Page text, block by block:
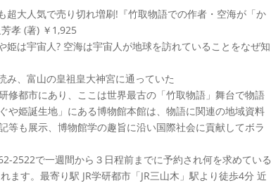
大人気で売り切れ増刷!『竹取物語での作者・空海が「か
孝 (著) ￥1,925
は宇宙人? 空海は宇宙人が地球を訪れていることをなぜ知
み、富山の皇祖皇大神宮に通っていた
都市にあり、ここは世界最古の「竹取物語」舞台で物語
や姫誕生地」にある博物館本館は、物語に関連の地域資料
等も展示、博物館学の趣旨に沿い国際社会に貢献してボラ
2522で一週間から３日程前までに予約され何を求めている
す。最寄り駅 JR学研都市「JR三山木」駅より徒歩4分 近